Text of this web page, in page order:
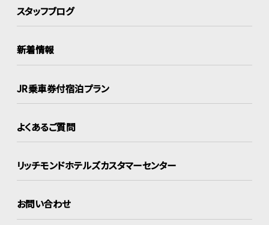
スタッフブログ
新着情報
JR乗車券付宿泊プラン
よくあるご質問
リッチモンドホテルズカスタマーセンター
お問い合わせ